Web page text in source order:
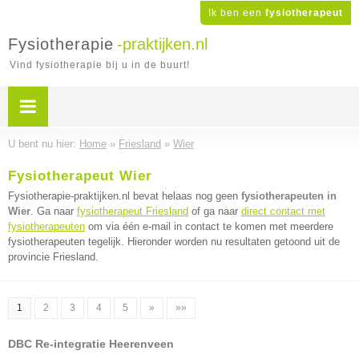
Ik ben een fysiotherapeut
Fysiotherapie -praktijken.nl
Vind fysiotherapie bij u in de buurt!
U bent nu hier: Home » Friesland » Wier
Fysiotherapeut Wier
Fysiotherapie-praktijken.nl bevat helaas nog geen fysiotherapeuten in
Wier. Ga naar fysiotherapeut Friesland of ga naar direct contact met
fysiotherapeuten om via één e-mail in contact te komen met meerdere
fysiotherapeuten tegelijk. Hieronder worden nu resultaten getoond uit de
provincie Friesland.
1 2 3 4 5 » »»
DBC Re-integratie Heerenveen